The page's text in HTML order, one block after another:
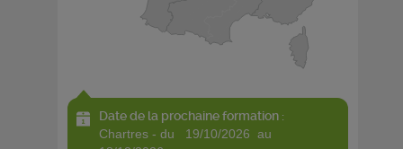
Date de la prochaine formation :
chartres - du 19/10/2026 au